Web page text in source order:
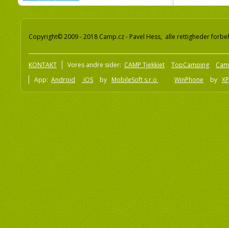
Copyright© 2009 - 2018 Camp.cz - Pavel Hess, alle rettigheder
KONTAKT Vores andre sider: CAMP Tjekkiet TopCamping
App: Android iOS by MobileSoft s.r.o WinPhone by